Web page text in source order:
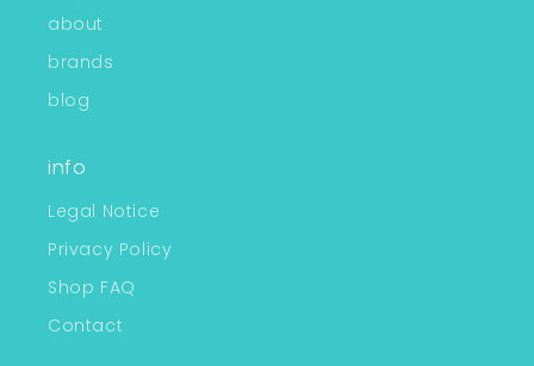
about
brands
blog
info
Legal Notice
Privacy Policy
Shop FAQ
Contact